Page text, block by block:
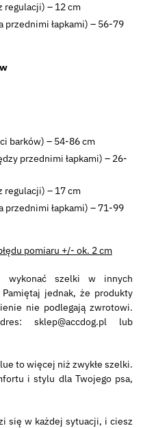
regulacji) – 12 cm
przednimi łapkami) – 56-79
barków) – 54-86 cm
przednimi łapkami) – 26-
regulacji) – 17 cm
przednimi łapkami) – 71-99
pomiaru +/- ok. 2 cm
wykonać szelki w innych
jednak, że produkty
nie podlegają zwrotowi.
sklep@accdog.pl lub
to więcej niż zwykłe szelki.
i stylu dla Twojego psa,
się w każdej sytuacji, i ciesz